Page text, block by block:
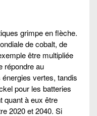
grimpe en flèche.
de cobalt, de
être multipliée
répondre au
vertes, tandis
pour les batteries
quant à eux être
2020 et 2040. Si